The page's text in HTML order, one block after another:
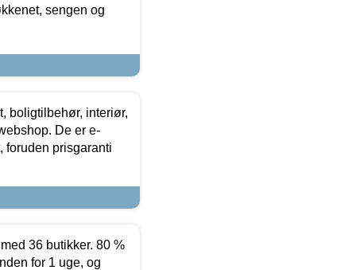
sengen og
boligtilbehør, interiør,
De er e-
foruden prisgaranti
36 butikker. 80 %
for 1 uge, og